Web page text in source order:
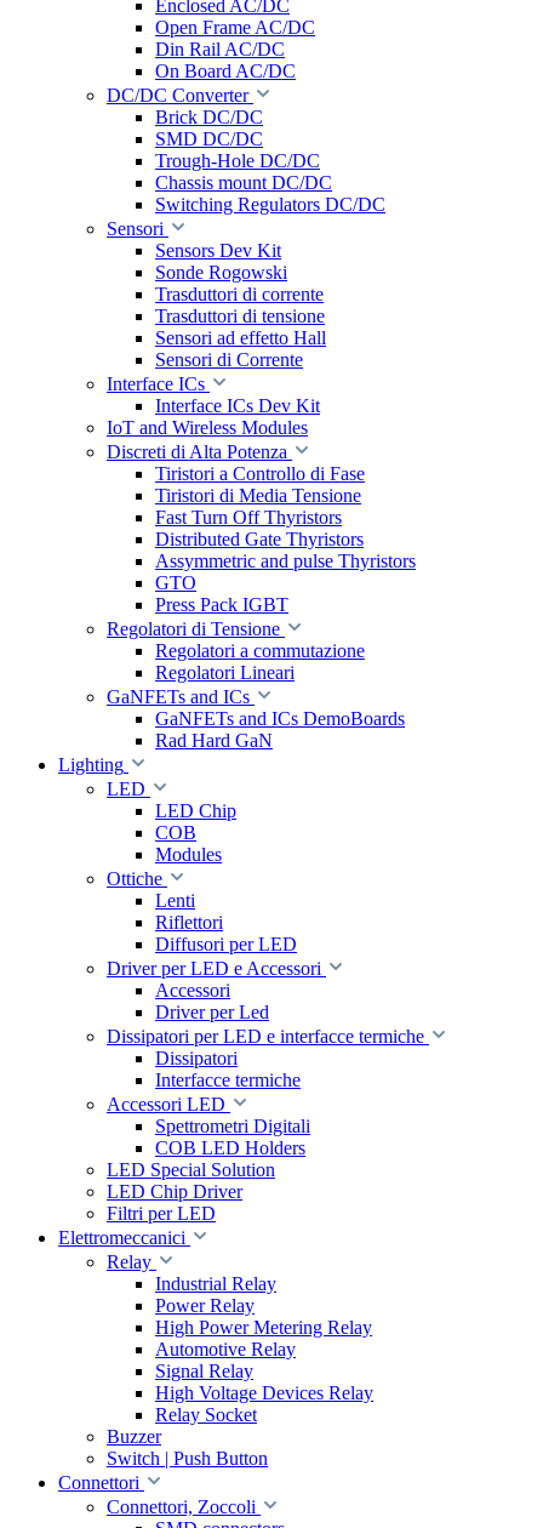
Enclosed AC/DC
Open Frame AC/DC
Din Rail AC/DC
On Board AC/DC
DC/DC Converter
Brick DC/DC
SMD DC/DC
Trough-Hole DC/DC
Chassis mount DC/DC
Switching Regulators DC/DC
Sensori
Sensors Dev Kit
Sonde Rogowski
Trasduttori di corrente
Trasduttori di tensione
Sensori ad effetto Hall
Sensori di Corrente
Interface ICs
Interface ICs Dev Kit
IoT and Wireless Modules
Discreti di Alta Potenza
Tiristori a Controllo di Fase
Tiristori di Media Tensione
Fast Turn Off Thyristors
Distributed Gate Thyristors
Assymmetric and pulse Thyristors
GTO
Press Pack IGBT
Regolatori di Tensione
Regolatori a commutazione
Regolatori Lineari
GaNFETs and ICs
GaNFETs and ICs DemoBoards
Rad Hard GaN
Lighting
LED
LED Chip
COB
Modules
Ottiche
Lenti
Riflettori
Diffusori per LED
Driver per LED e Accessori
Accessori
Driver per Led
Dissipatori per LED e interfacce termiche
Dissipatori
Interfacce termiche
Accessori LED
Spettrometri Digitali
COB LED Holders
LED Special Solution
LED Chip Driver
Filtri per LED
Elettromeccanici
Relay
Industrial Relay
Power Relay
High Power Metering Relay
Automotive Relay
Signal Relay
High Voltage Devices Relay
Relay Socket
Buzzer
Switch | Push Button
Connettori
Connettori, Zoccoli